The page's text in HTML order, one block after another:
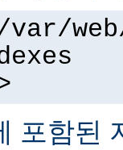
포함된